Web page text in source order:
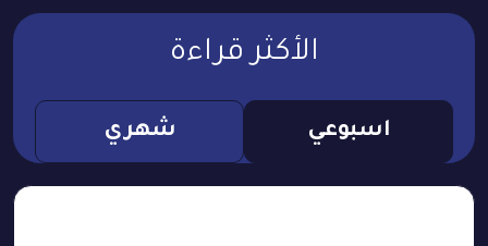
الأكثر قراءة
اسبوعي شهري